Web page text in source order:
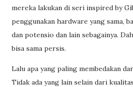
mereka lakukan di seri inspired by
penggunakan hardware yang sama,
dan potensio dan lain sebagainya.
bisa sama persis.
Lalu apa yang paling membedakan
Tidak ada yang lain selain dari